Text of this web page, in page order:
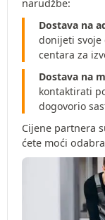
narudžbe:
Dostava na
donijeti
centara za
Dostava na
kontaktirati
dogovorio
Cijene partnera
ćete moći